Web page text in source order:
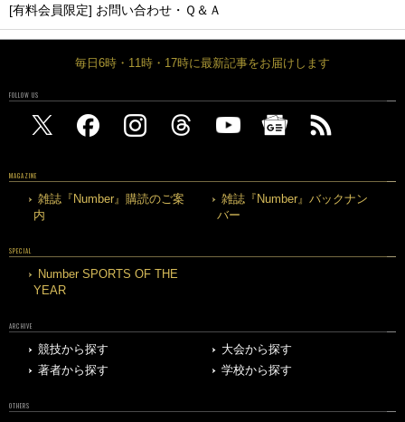
[有料会員限定] お問い合わせ・Ｑ＆Ａ
毎日6時・11時・17時に最新記事をお届けします
FOLLOW US
MAGAZINE
雑誌『Number』購読のご案
内
雑誌『Number』バックナン
バー
SPECIAL
Number SPORTS OF THE
YEAR
ARCHIVE
競技から探す
大会から探す
著者から探す
学校から探す
OTHERS